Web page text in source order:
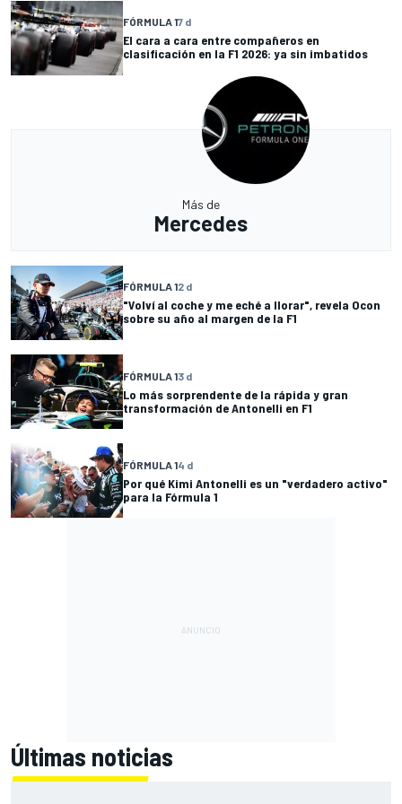
FÓRMULA 17 d
El cara a cara entre compañeros en
clasificación en la F1 2026: ya sin imbatidos
Más de
Mercedes
FÓRMULA 12 d
"Volví al coche y me eché a llorar", revela Ocon
sobre su año al margen de la F1
FÓRMULA 13 d
Lo más sorprendente de la rápida y gran
transformación de Antonelli en F1
FÓRMULA 14 d
Por qué Kimi Antonelli es un "verdadero activo"
para la Fórmula 1
Últimas noticias